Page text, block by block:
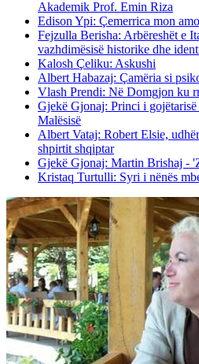
Akademik Prof. Emin Riza
Edison Ypi: Çemerrica mon
Fejzulla Berisha: Arbëreshët e
vazhdimësisë historike dhe
Kalosh Çeliku: Askushi
Albert Habazaj: Çamëria si
Vlash Prendi: Në Domgjon ku
Gjekë Gjonaj: Princi i gojëtarisë
Malësisë
Albert Vataj: Robert Elsie,
shpirtit shqiptar
Gjekë Gjonaj: Martin Brishaj -
Kristaq Turtulli: Syri i nënës